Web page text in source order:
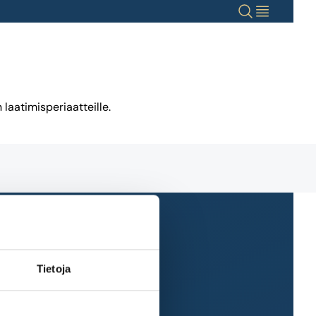
Tietoja
HakuValikko
laatimisperiaatteille.